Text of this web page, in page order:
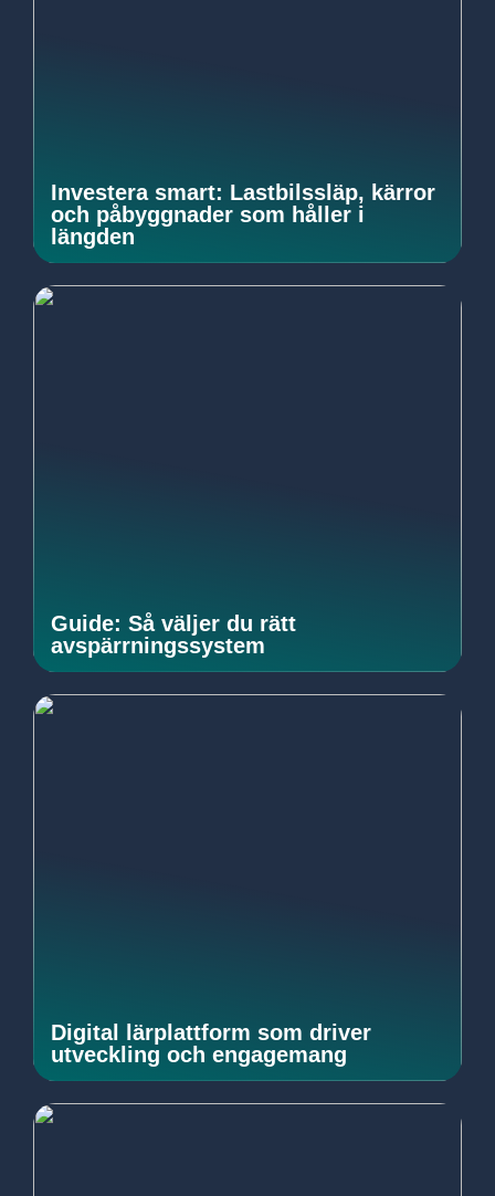
Investera smart: Lastbilssläp, kärror
och påbyggnader som håller i
längden
Guide: Så väljer du rätt
avspärrningssystem
Digital lärplattform som driver
utveckling och engagemang